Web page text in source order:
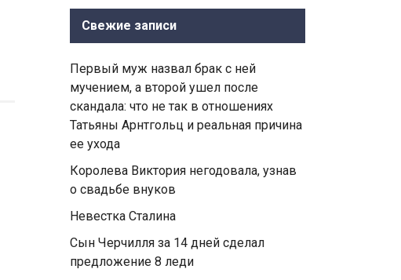
Свежие записи
Первый муж назвал брак с ней
мучением, а второй ушел после
скандала: что не так в отношениях
Татьяны Арнтгольц и реальная причина
ее ухода
Королева Виктория негодовала, узнав
о свадьбе внуков
Невестка Сталина
Сын Черчилля за 14 дней сделал
предложение 8 леди